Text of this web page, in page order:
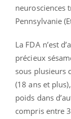
neurosciences
Pennsylvanie
La FDA n’est
précieux
sous plusieurs
(18 ans et
poids dans
compris entre